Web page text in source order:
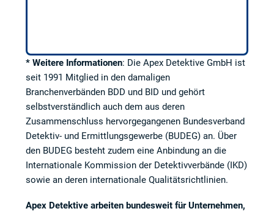
* Weitere Informationen: Die Apex Detektive GmbH ist
seit 1991 Mitglied in den damaligen
Branchenverbänden BDD und BID und gehört
selbstverständlich auch dem aus deren
Zusammenschluss hervorgegangenen Bundesverband
Detektiv- und Ermittlungsgewerbe (BUDEG) an. Über
den BUDEG besteht zudem eine Anbindung an die
Internationale Kommission der Detektivverbände (IKD)
sowie an deren internationale Qualitätsrichtlinien.
Apex Detektive arbeiten bundesweit für Unternehmen,